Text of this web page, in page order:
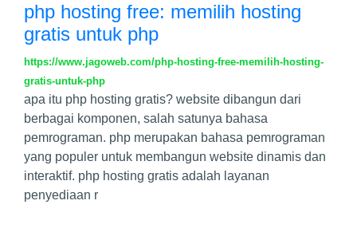
php hosting free: memilih hosting
gratis untuk php
https://www.jagoweb.com/php-hosting-free-memilih-hosting-
gratis-untuk-php
apa itu php hosting gratis? website dibangun dari
berbagai komponen, salah satunya bahasa
pemrograman. php merupakan bahasa pemrograman
yang populer untuk membangun website dinamis dan
interaktif. php hosting gratis adalah layanan
penyediaan r